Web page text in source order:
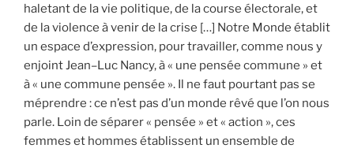
haletant de la vie politique, de la course électorale, et
de la violence à venir de la crise […] Notre Monde établit
un espace d’expression, pour travailler, comme nous y
enjoint Jean–Luc Nancy, à « une pensée commune » et
à « une commune pensée ». Il ne faut pourtant pas se
méprendre : ce n’est pas d’un monde rêvé que l’on nous
parle. Loin de séparer « pensée » et « action », ces
femmes et hommes établissent un ensemble de